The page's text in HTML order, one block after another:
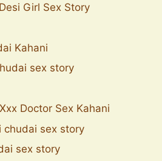
Girl Sex Story
Kahani
sex story
Doctor Sex Kahani
chudai sex story
sex story